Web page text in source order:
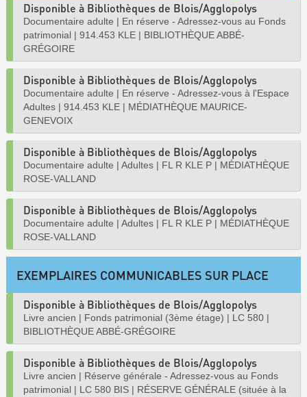
Disponible à Bibliothèques de Blois/Agglopolys
Documentaire adulte | En réserve - Adressez-vous au Fonds
patrimonial | 914.453 KLE | BIBLIOTHÈQUE ABBÉ-
GRÉGOIRE
Disponible à Bibliothèques de Blois/Agglopolys
Documentaire adulte | En réserve - Adressez-vous à l'Espace
Adultes | 914.453 KLE | MÉDIATHÈQUE MAURICE-
GENEVOIX
Disponible à Bibliothèques de Blois/Agglopolys
Documentaire adulte | Adultes | FL R KLE P | MÉDIATHÈQUE
ROSE-VALLAND
Disponible à Bibliothèques de Blois/Agglopolys
Documentaire adulte | Adultes | FL R KLE P | MÉDIATHÈQUE
ROSE-VALLAND
EXEMPLAIRES COMMUNICABLES SUR PLACE
Disponible à Bibliothèques de Blois/Agglopolys
Livre ancien | Fonds patrimonial (3ème étage) | LC 580 |
BIBLIOTHÈQUE ABBÉ-GRÉGOIRE
Disponible à Bibliothèques de Blois/Agglopolys
Livre ancien | Réserve générale - Adressez-vous au Fonds
patrimonial | LC 580 BIS | RÉSERVE GÉNÉRALE (située à la